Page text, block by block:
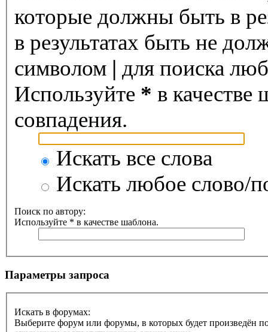
которые должны быть в
в результатах быть не
символом | для поиска
Используйте * в качестве
совпадения.
Искать все слова
Искать любое слово/
Поиск по автору:
Используйте * в качестве шаблона.
Параметры запроса
Искать в форумах:
Выберите форум или форумы, в которых будет произведён